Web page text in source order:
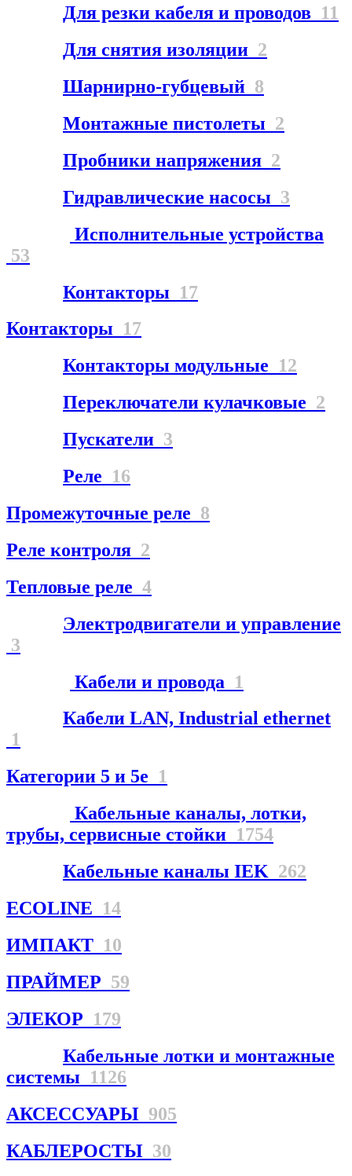
Для резки кабеля и проводов 11
Для снятия изоляции 2
Шарнирно-губцевый 8
Монтажные пистолеты 2
Пробники напряжения 2
Гидравлические насосы 3
Исполнительные устройства
53
Контакторы 17
Контакторы 17
Контакторы модульные 12
Переключатели кулачковые 2
Пускатели 3
Реле 16
Промежуточные реле 8
Реле контроля 2
Тепловые реле 4
Электродвигатели и управление
3
Кабели и провода 1
Кабели LAN, Industrial ethernet
1
Категории 5 и 5е 1
Кабельные каналы, лотки,
трубы, сервисные стойки 1754
Кабельные каналы IEK 262
ECOLINE 14
ИМПАКТ 10
ПРАЙМЕР 59
ЭЛЕКОР 179
Кабельные лотки и монтажные
системы 1126
АКСЕССУАРЫ 905
КАБЛЕРОСТЫ 30